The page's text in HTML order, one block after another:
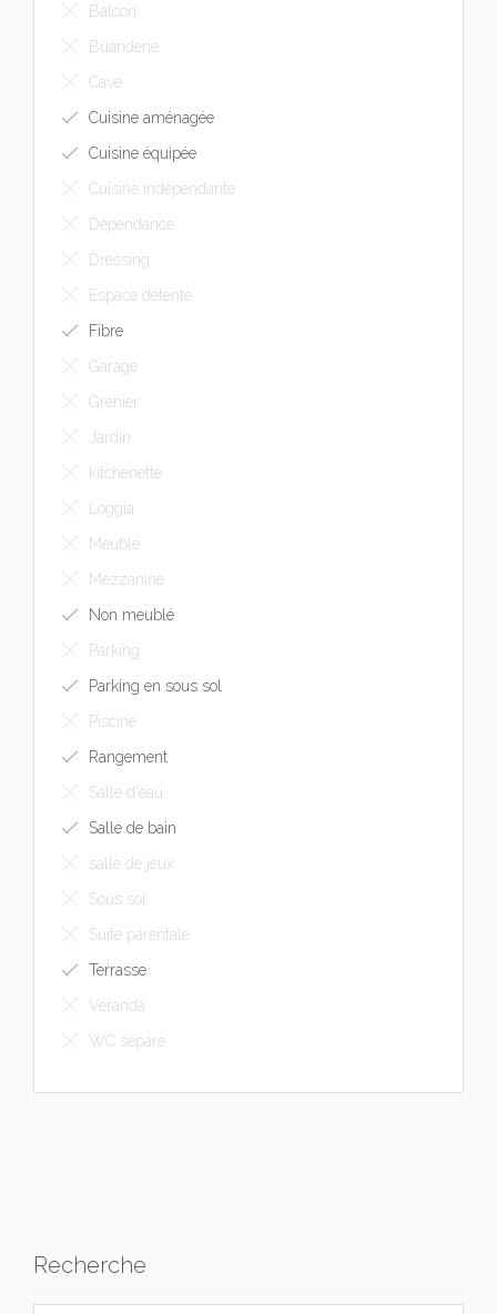
Balcon
Buanderie
Cave
Cuisine aménagée
Cuisine équipée
Cuisine indépendante
Dépendance
Dressing
Espace détente
Fibre
Garage
Grenier
Jardin
kitchenette
Loggia
Meublé
Mezzanine
Non meublé
Parking
Parking en sous sol
Piscine
Rangement
Salle d'eau
Salle de bain
salle de jeux
Sous sol
Suite parentale
Terrasse
Véranda
WC séparé
Recherche